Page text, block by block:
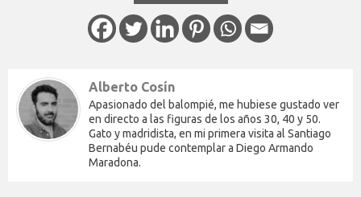
Alberto Cosín
Apasionado del balompié, me hubiese gustado ver
en directo a las figuras de los años 30, 40 y 50.
Gato y madridista, en mi primera visita al Santiago
Bernabéu pude contemplar a Diego Armando
Maradona.